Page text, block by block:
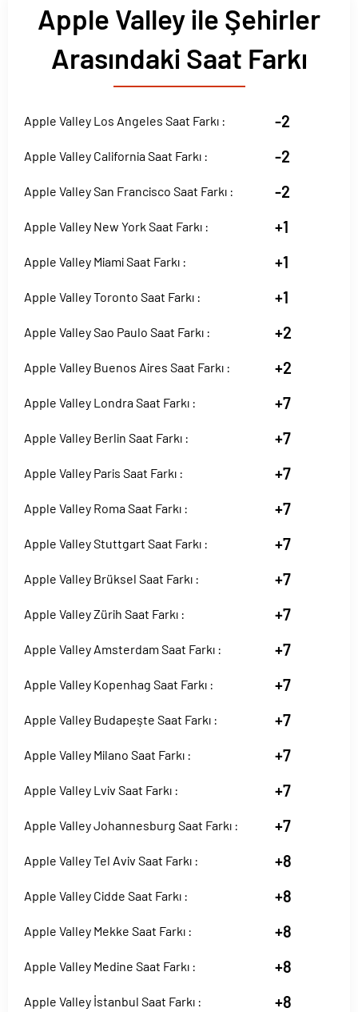
Apple Valley ile Şehirler
Arasındaki Saat Farkı
Apple Valley Los Angeles Saat Farkı : -2
Apple Valley California Saat Farkı : -2
Apple Valley San Francisco Saat Farkı : -2
Apple Valley New York Saat Farkı : +1
Apple Valley Miami Saat Farkı : +1
Apple Valley Toronto Saat Farkı : +1
Apple Valley Sao Paulo Saat Farkı : +2
Apple Valley Buenos Aires Saat Farkı : +2
Apple Valley Londra Saat Farkı : +7
Apple Valley Berlin Saat Farkı : +7
Apple Valley Paris Saat Farkı : +7
Apple Valley Roma Saat Farkı : +7
Apple Valley Stuttgart Saat Farkı : +7
Apple Valley Brüksel Saat Farkı : +7
Apple Valley Zürih Saat Farkı : +7
Apple Valley Amsterdam Saat Farkı : +7
Apple Valley Kopenhag Saat Farkı : +7
Apple Valley Budapeşte Saat Farkı : +7
Apple Valley Milano Saat Farkı : +7
Apple Valley Lviv Saat Farkı : +7
Apple Valley Johannesburg Saat Farkı : +7
Apple Valley Tel Aviv Saat Farkı : +8
Apple Valley Cidde Saat Farkı : +8
Apple Valley Mekke Saat Farkı : +8
Apple Valley Medine Saat Farkı : +8
Apple Valley İstanbul Saat Farkı : +8